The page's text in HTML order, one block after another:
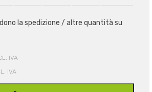
la spedizione / altre quantità su
IVA
IVA